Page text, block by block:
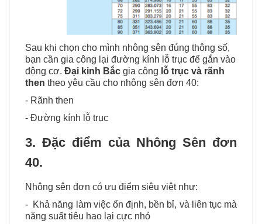
Sau khi chọn cho mình nhông sên đúng thông số,
bạn cần gia công lại đường kính lỗ trục để gắn vào
động cơ.Đại kinh Bắc gia cônglỗ trục và rãnh
thentheo yêu cầu cho nhông sên đơn 40:
- Rãnh then
3. Đặc điểm của
Nhông sên đơn có ưu điểm siêu việt như:
- Khả năng làm việc ổn định, bền bỉ, và liên tục mà